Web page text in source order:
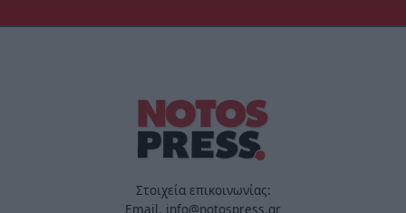
Στοιχεία επικοινωνίας:
Email. info@notospress.gr